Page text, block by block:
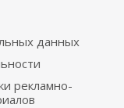
данных
рекламно-